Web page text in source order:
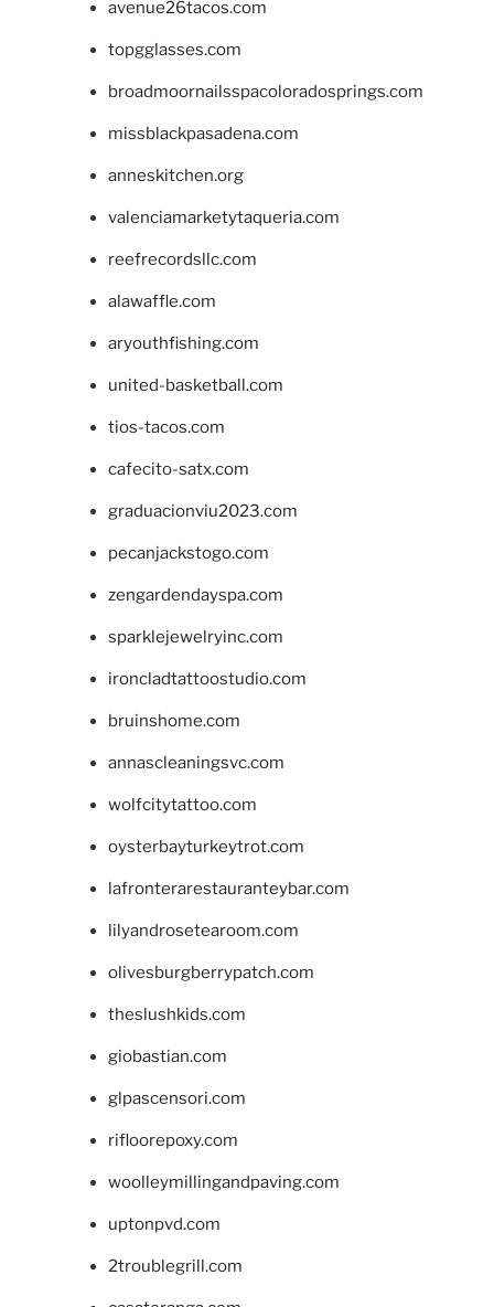
avenue26tacos.com
topgglasses.com
broadmoornailsspacoloradosprings.com
missblackpasadena.com
anneskitchen.org
valenciamarketytaqueria.com
reefrecordsllc.com
alawaffle.com
aryouthfishing.com
united-basketball.com
tios-tacos.com
cafecito-satx.com
graduacionviu2023.com
pecanjackstogo.com
zengardendayspa.com
sparklejewelryinc.com
ironcladtattoostudio.com
bruinshome.com
annascleaningsvc.com
wolfcitytattoo.com
oysterbayturkeytrot.com
lafronterarestauranteybar.com
lilyandrosetearoom.com
olivesburgberrypatch.com
theslushkids.com
giobastian.com
glpascensori.com
rifloorepoxy.com
woolleymillingandpaving.com
uptonpvd.com
2troublegrill.com